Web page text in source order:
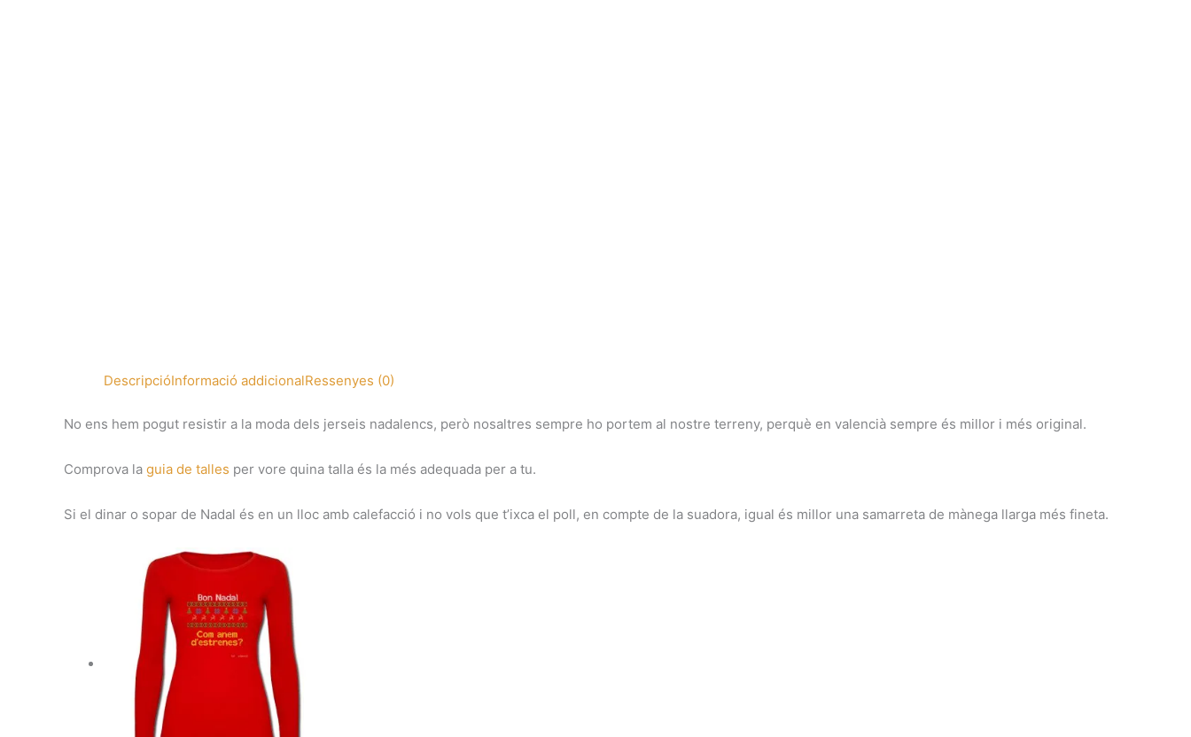
DescripcióInformació addicionalRessenyes (0)
No ens hem pogut resistir a la moda dels jerseis nadalencs, però nosaltres sempre ho portem al nostre terreny, perquè en valencià sempre és millor i més original.
Comprova la guia de talles per vore quina talla és la més adequada per a tu.
Si el dinar o sopar de Nadal és en un lloc amb calefacció i no vols que t’ixca el poll, en compte de la suadora, igual és millor una samarreta de mànega llarga més fineta.